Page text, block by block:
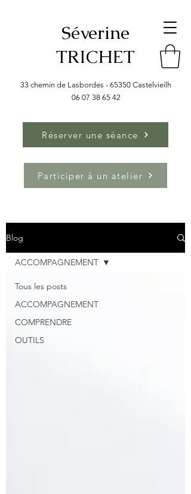
Séverine
TRICHET
33 chemin de Lasbordes - 65350 Castelvieilh
06 07 38 65 42
Réserver une séance
Participer à un atelier
Blog
Tous les posts
ACCOMPAGNEMENT
COMPRENDRE
OUTILS
ACCOMPAGNEMENT